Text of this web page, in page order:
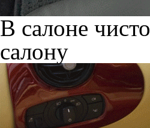
В салоне чисто
салону